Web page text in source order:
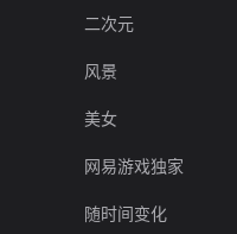
二次元
风景
美女
网易游戏独家
随时间变化